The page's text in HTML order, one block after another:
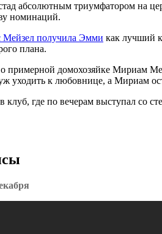
абсолютным триумфатором на
номинаций.
Мейзел получила Эмми как лучший
плана.
о примерной домохозяйке Мириам
уходить к любовнице, а Мириам
клуб, где по вечерам выступал со